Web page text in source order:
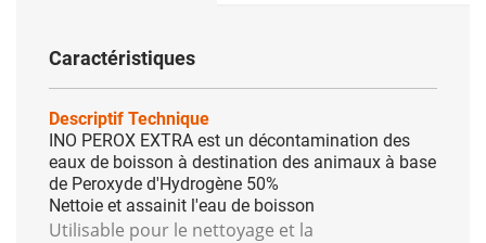
Caractéristiques
Descriptif Technique
INO PEROX EXTRA est un décontamination des
eaux de boisson à destination des animaux à base
de Peroxyde d'Hydrogène 50%
Nettoie et assainit l'eau de boisson
Utilisable pour le nettoyage et la